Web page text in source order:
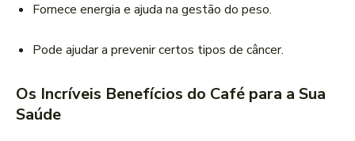
Fornece energia e ajuda na gestão do peso.
Pode ajudar a prevenir certos tipos de câncer.
Os Incríveis Benefícios do Café para a Sua
Saúde